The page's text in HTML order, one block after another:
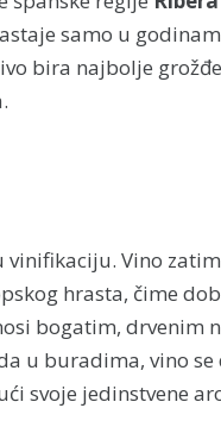
samo u
bira najbolje
vinifikaciju. Vino
hrasta, čime
bogatim, drvenim
u buradima, vino se
svoje jedinstvene